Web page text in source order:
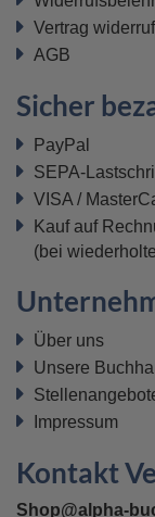
Vertrag
AGB
Sicher
PayPal
SEPA-
VISA /
Kauf auf
(bei
Über uns
Unsere
Impressum
Kontakt
Shop@alpha-